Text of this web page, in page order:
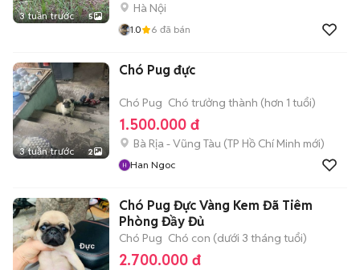
3 tuần trước 5
Hà Nội
1.0 6 đã bán
3 tuần trước 2
Chó Pug đực
Chó Pug Chó trưởng thành (hơn 1 tuổi)
1.500.000 đ
Bà Rịa - Vũng Tàu (TP Hồ Chí Minh mới)
Han Ngoc
Chó Pug Đực Vàng Kem Đã Tiêm
Phòng Đầy Đủ
Chó Pug Chó con (dưới 3 tháng tuổi)
2.700.000 đ